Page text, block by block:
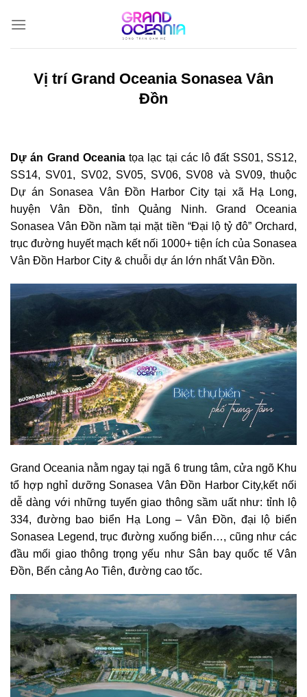
qua
Vị trí Grand Oceania Sonasea Vân
Đồn
Dự án Grand Oceaniatọa lạc tại các lô đất SS01, SS12,
SS14, SV01, SV02, SV05, SV06, SV08 và SV09, thuộc
Dự án Sonasea Vân Đồn Harbor City tại xã Hạ Long,
huyện Vân Đồn, tỉnh Quảng Ninh. Grand Oceania
Sonasea Vân Đồn nầm tại mặt tiền “Đại lộ tỷ đô” Orchard,
trục đường huyết mạch kết nối 1000+ tiện ích của Sonasea
Vân Đồn Harbor City & chuỗi dự án lớn nhất Vân Đồn.
Grand Oceania nằm ngay tại ngã 6 trung tâm, cửa ngõ Khu
tổ hợp nghỉ dưỡng Sonasea Vân Đồn Harbor City,kết nối
dễ dàng với những tuyến giao thông sầm uất như: tỉnh lộ
334, đường bao biển Hạ Long – Vân Đồn, đại lộ biển
Sonasea Legend, trục đường xuống biển…, cũng như các
đầu mối giao thông trọng yếu như Sân bay quốc tế Vân
Đồn, Bến cảng Ao Tiên, đường cao tốc.